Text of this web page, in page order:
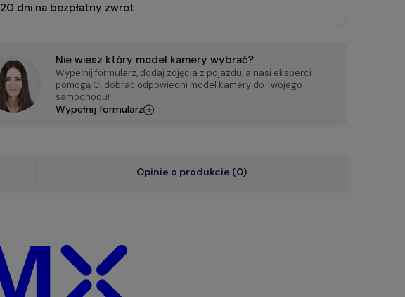
20 dni na bezpłatny zwrot
Nie wiesz który model kamery wybrać?
Wypełnij formularz, dodaj zdjęcia z pojazdu, a nasi eksperci
pomogą Ci dobrać odpowiedni model kamery do Twojego
samochodu!
Wypełnij formularz
Opinie o produkcie (0)